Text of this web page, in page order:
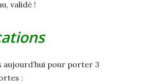
validé !
aujourd’hui pour porter 3
: